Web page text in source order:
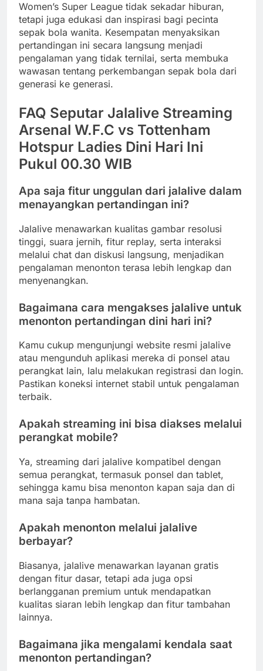
Women’s Super League tidak sekadar hiburan,
tetapi juga edukasi dan inspirasi bagi pecinta
sepak bola wanita. Kesempatan menyaksikan
pertandingan ini secara langsung menjadi
pengalaman yang tidak ternilai, serta membuka
wawasan tentang perkembangan sepak bola dari
generasi ke generasi.
FAQ Seputar Jalalive Streaming
Arsenal W.F.C vs Tottenham
Hotspur Ladies Dini Hari Ini
Pukul 00.30 WIB
Apa saja fitur unggulan dari jalalive dalam
menayangkan pertandingan ini?
Jalalive menawarkan kualitas gambar resolusi
tinggi, suara jernih, fitur replay, serta interaksi
melalui chat dan diskusi langsung, menjadikan
pengalaman menonton terasa lebih lengkap dan
menyenangkan.
Bagaimana cara mengakses jalalive untuk
menonton pertandingan dini hari ini?
Kamu cukup mengunjungi website resmi jalalive
atau mengunduh aplikasi mereka di ponsel atau
perangkat lain, lalu melakukan registrasi dan login.
Pastikan koneksi internet stabil untuk pengalaman
terbaik.
Apakah streaming ini bisa diakses melalui
perangkat mobile?
Ya, streaming dari jalalive kompatibel dengan
semua perangkat, termasuk ponsel dan tablet,
sehingga kamu bisa menonton kapan saja dan di
mana saja tanpa hambatan.
Apakah menonton melalui jalalive
berbayar?
Biasanya, jalalive menawarkan layanan gratis
dengan fitur dasar, tetapi ada juga opsi
berlangganan premium untuk mendapatkan
kualitas siaran lebih lengkap dan fitur tambahan
lainnya.
Bagaimana jika mengalami kendala saat
menonton pertandingan?